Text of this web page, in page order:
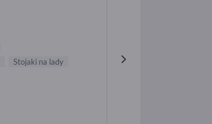
Stojaki na lady